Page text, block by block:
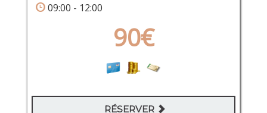
09:00 - 12:00
90€
RÉSERVER